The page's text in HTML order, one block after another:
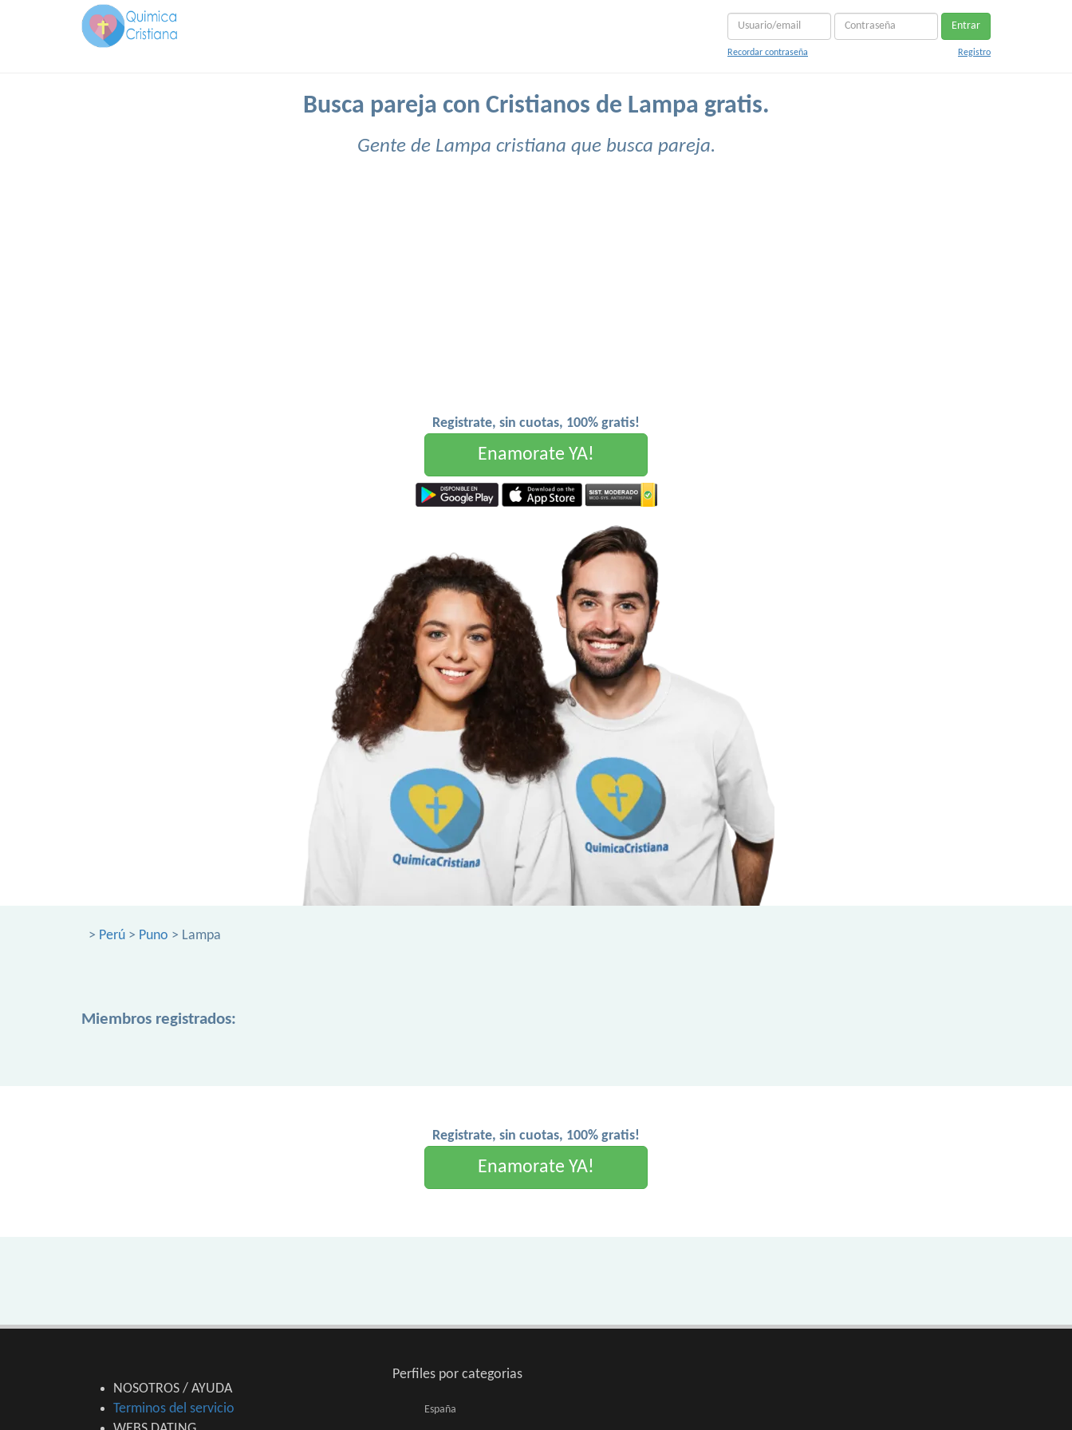
Entrar
Recordar contraseña Registro
Busca pareja con Cristianos de Lampa gratis.
Gente de Lampa cristiana que busca pareja.
Registrate, sin cuotas, 100% gratis!
Enamorate YA!
> Perú > Puno > Lampa
Miembros registrados:
Registrate, sin cuotas, 100% gratis!
Enamorate YA!
NOSOTROS / AYUDA
Terminos del servicio
Perfiles por categorias
España